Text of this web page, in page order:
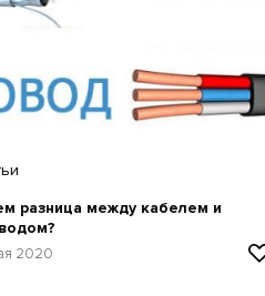
разница между кабелем и
2020